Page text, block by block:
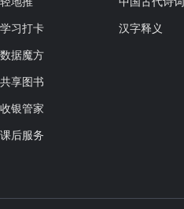
学习打卡
数据魔方
共享图书
收银管家
课后服务
汉字释义